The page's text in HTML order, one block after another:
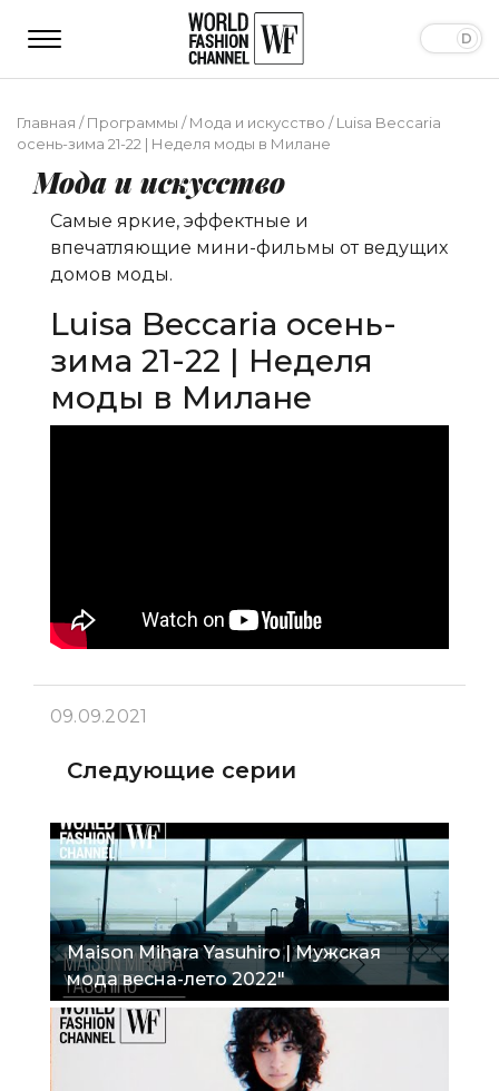
Главная /Программы /Мода и искусство /Luisa Beccaria
осень-зима 21-22 | Неделя моды в Милане
Мода и искусство
Самые яркие, эффектные и
впечатляющие мини-фильмы от ведущих
домов моды.
Luisa Beccaria осень-
зима 21-22 | Неделя
моды в Милане
09.09.2021
Следующие серии
Maison Mihara Yasuhiro | Мужская
мода весна-лето 2022"